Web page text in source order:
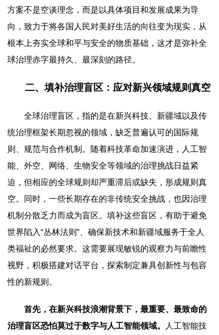
方案不是空谈理念，而是以具体项目和发展成果为导
向，致力于将各国人民对美好生活的向往变为现实，从
根本上夯实全球和平与安全的物质基础，这才是弥补全
球治理赤字最持久、最深刻的路径。
二、填补治理盲区：应对新兴领域规则真空
全球治理盲区，指的是在新兴科技、新疆域以及传
统治理框架长期忽视的领域，缺乏普遍认可的国际规
则、规范与合作机制。随着科技革命加速演进，人工智
能、外空、网络、生物安全等领域的治理挑战日益紧
迫，但相应的全球规则却严重滞后或缺失，形成规则真
空。同时，一些长期存在的非传统安全挑战，也因治理
机制分散乏力而成为盲区。填补这些盲区，有助于避免
世界陷入“丛林法则”、确保新技术和新疆域服务于全人
类福祉的必然要求。这需要展现敏锐的观察力与前瞻性
视野，积极搭建对话平台，探索制定兼具创新性与包容
性的新规则。
首先，在新兴科技浪潮背景下，最重要、最致命的
治理盲区恐怕莫过于数字与人工智能领域。
人工智能技